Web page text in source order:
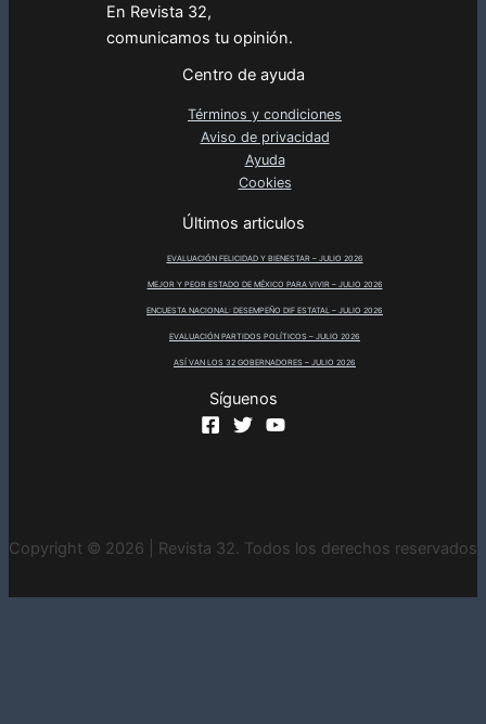
En Revista 32,
comunicamos tu opinión.
Centro de ayuda
Términos y condiciones
Aviso de privacidad
Ayuda
Cookies
Últimos articulos
EVALUACIÓN FELICIDAD Y BIENESTAR – JULIO 2026
MEJOR Y PEOR ESTADO DE MÉXICO PARA VIVIR – JULIO 2026
ENCUESTA NACIONAL: DESEMPEÑO DIF ESTATAL – JULIO 2026
EVALUACIÓN PARTIDOS POLÍTICOS – JULIO 2026
ASÍ VAN LOS 32 GOBERNADORES – JULIO 2026
Síguenos
Copyright © 2026 | Revista 32. Todos los derechos reservados